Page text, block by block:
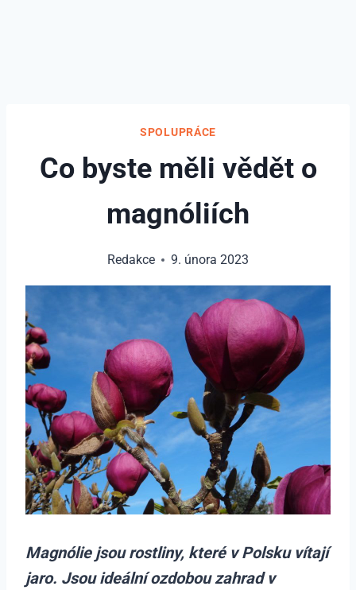
SPOLUPRÁCE
Co byste měli vědět o
magnóliích
Redakce 9. února 2023
Magnólie jsou rostliny, které v Polsku vítají
jaro. Jsou ideální ozdobou zahrad v